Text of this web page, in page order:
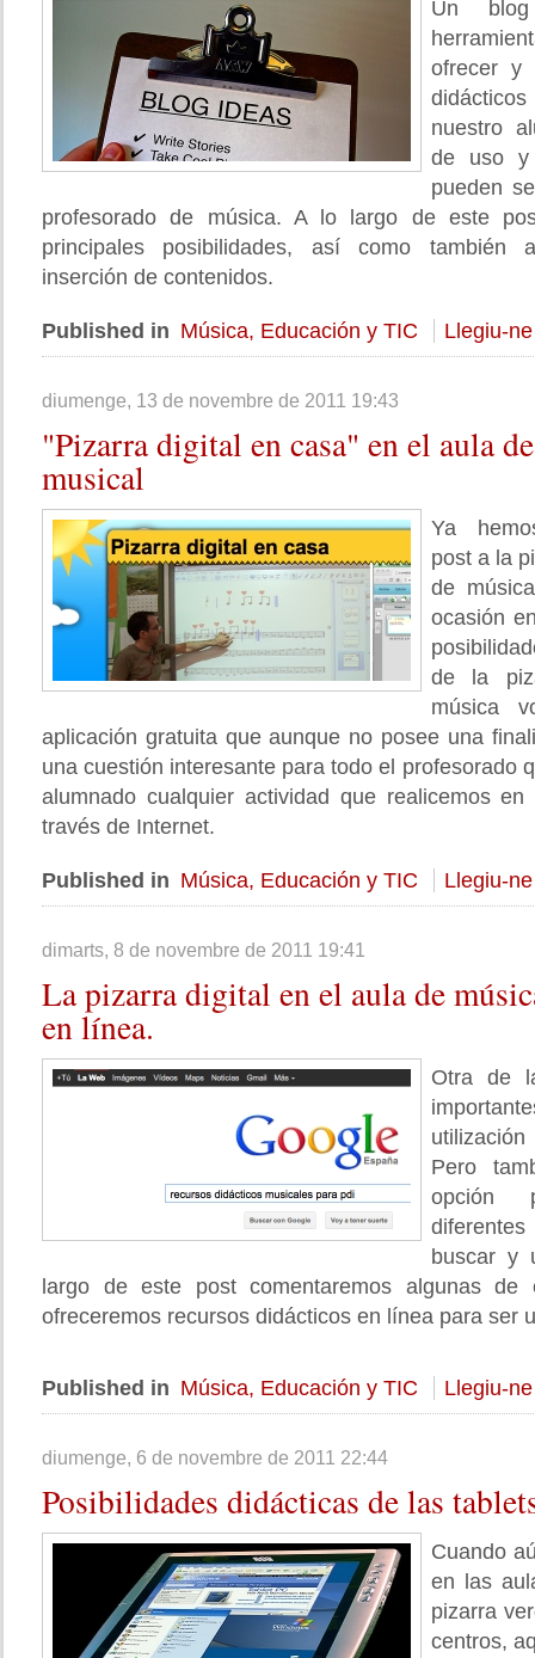
Un
ofrecer y
nuestro
de uso y
pueden
profesorado de música. A lo largo de este
principales posibilidades, así como también
inserción de contenidos.
Published in Música, Educación y TIC Llegiu-
diumenge, 13 de novembre de 2011 19:43
"Pizarradigital en casa" en el aula
musical
Ya
post a la
de
ocasión
de la
música
aplicación gratuita que aunque no posee una
una cuestión interesante para todo el profesorado
alumnado cualquier actividad que realicemos
través de Internet.
Published in Música, Educación y TIC Llegiu-
dimarts, 8 de novembre de 2011 19:41
Lapizarra digital en el aula de
en línea.
Otra de
Pero
opción
buscar y
largo de este post comentaremos algunas de
ofreceremos recursos didácticos en línea para ser
Published in Música, Educación y TIC Llegiu-
diumenge, 6 de novembre de 2011 22:44
Posibilidades didácticas de las
Cuando
en las
pizarra
centros,